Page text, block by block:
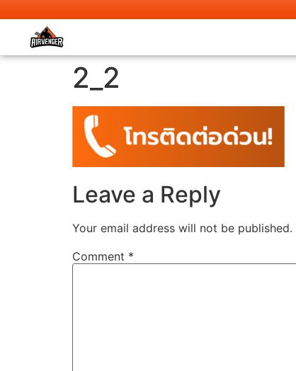
2_2
Leave a Reply
Your email address will not be published.
Comment *